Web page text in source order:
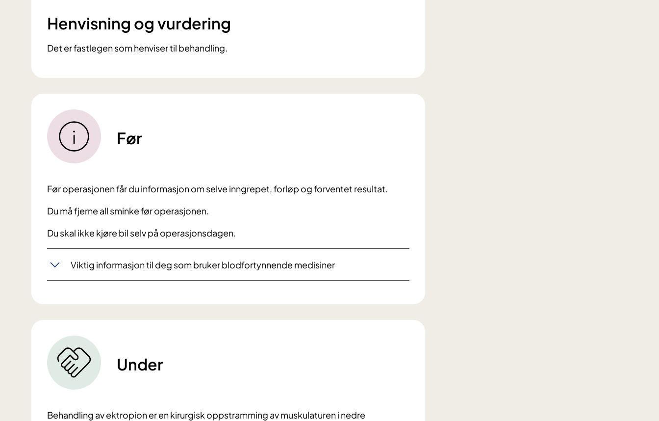
Henvisning og vurdering
Det er fastlegen som henviser til behandling.
Før
Før operasjonen får du informasjon om selve inngrepet, forløp og forventet resultat.
Du må fjerne all sminke før operasjonen.
Du skal ikke kjøre bil selv på operasjonsdagen.
Viktig informasjon til deg som bruker blodfortynnende medisiner
Under
Behandling av ektropion er en kirurgisk oppstramming av muskulaturen i nedre